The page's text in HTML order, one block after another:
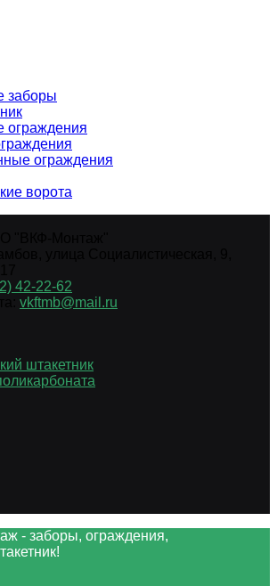
заборы
ограждения
ограждения
ворота
42-22-62
vkftmb@mail.ru
штакетник
- заборы, ограждения,